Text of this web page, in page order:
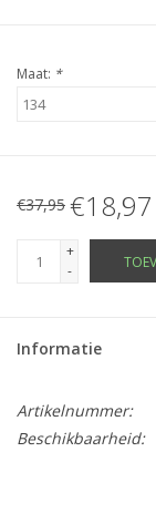
Maat: *
€37,95 €18,97
+
-
Informatie
Artikelnummer:
Beschikbaarheid: